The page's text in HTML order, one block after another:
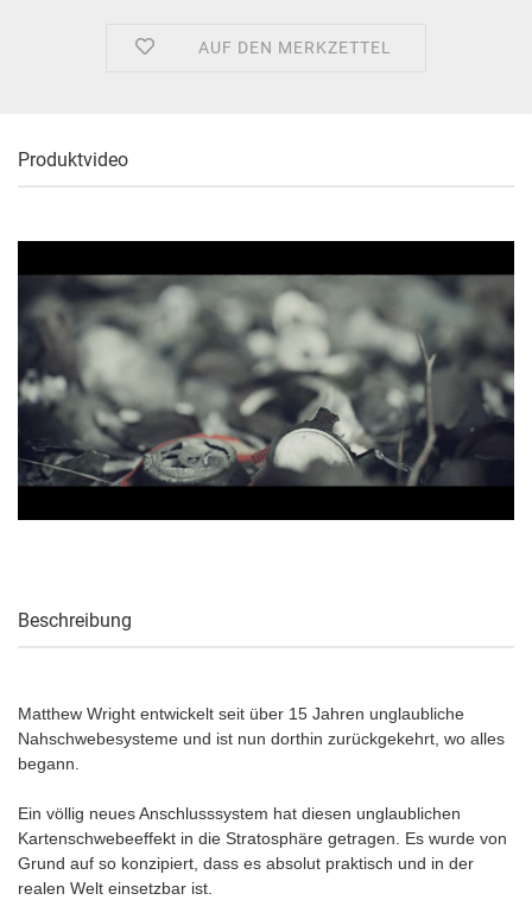
AUF DEN MERKZETTEL
Produktvideo
Beschreibung
Matthew Wright entwickelt seit über 15 Jahren unglaubliche
Nahschwebesysteme und ist nun dorthin zurückgekehrt, wo alles
begann.
Ein völlig neues Anschlusssystem hat diesen unglaublichen
Kartenschwebeeffekt in die Stratosphäre getragen. Es wurde von
Grund auf so konzipiert, dass es absolut praktisch und in der
realen Welt einsetzbar ist.